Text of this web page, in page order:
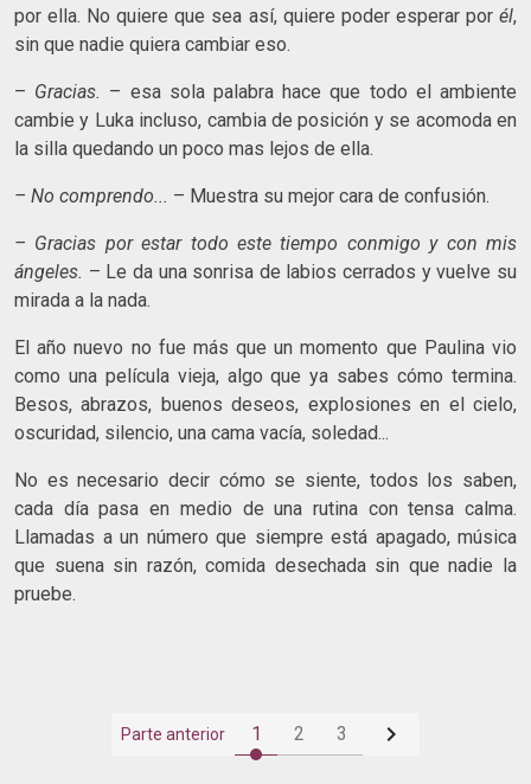
por ella. No quiere que sea así, quiere poder esperar por él,
sin que nadie quiera cambiar eso.
– Gracias. – esa sola palabra hace que todo el ambiente
cambie y Luka incluso, cambia de posición y se acomoda en
la silla quedando un poco mas lejos de ella.
– No comprendo... – Muestra su mejor cara de confusión.
– Gracias por estar todo este tiempo conmigo y con mis
ángeles. – Le da una sonrisa de labios cerrados y vuelve su
mirada a la nada.
El año nuevo no fue más que un momento que Paulina vio
como una película vieja, algo que ya sabes cómo termina.
Besos, abrazos, buenos deseos, explosiones en el cielo,
oscuridad, silencio, una cama vacía, soledad...
No es necesario decir cómo se siente, todos los saben,
cada día pasa en medio de una rutina con tensa calma.
Llamadas a un número que siempre está apagado, música
que suena sin razón, comida desechada sin que nadie la
pruebe.
Parte anterior 1 2 3 